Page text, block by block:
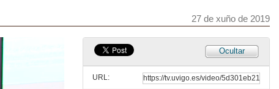
27 de xuño de 2019
Ocultar
URL:
27 de xuño de 2019
Presentación de Mar Pérez Sanagustín